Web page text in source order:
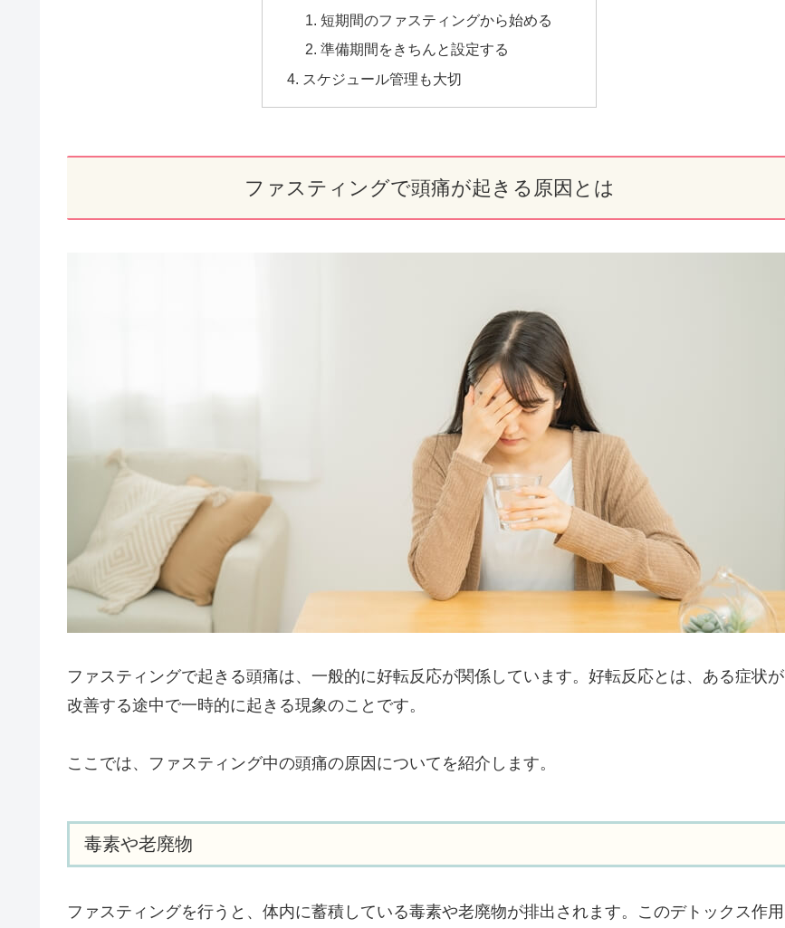
短期間のファスティングから始める
準備期間をきちんと設定する
スケジュール管理も大切
ファスティングで頭痛が起きる原因とは
ファスティングで起きる頭痛は、一般的に好転反応が関係しています。好転反応とは、ある症状が
改善する途中で一時的に起きる現象のことです。
ここでは、ファスティング中の頭痛の原因についてを紹介します。
毒素や老廃物
ファスティングを行うと、体内に蓄積している毒素や老廃物が排出されます。このデトックス作用